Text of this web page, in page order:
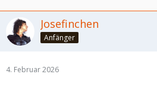
Josefinchen
Anfänger
4. Februar 2026